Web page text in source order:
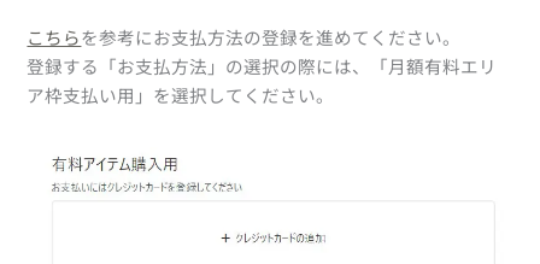
こちらを参考にお支払方法の登録を進めてください。
登録する「お支払方法」の選択の際には、「月額有料エリ
ア枠支払い用」を選択してください。